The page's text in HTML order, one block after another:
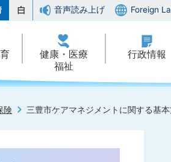
音声読み上げ Foreign
健康・医療
福祉
行政情報
険 三豊市ケアマネジメントに関する基